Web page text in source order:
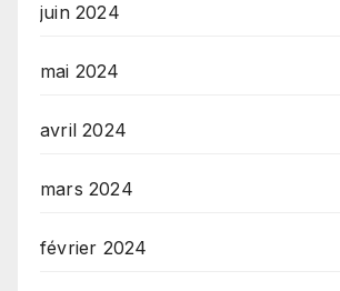
juin 2024
mai 2024
avril 2024
mars 2024
février 2024